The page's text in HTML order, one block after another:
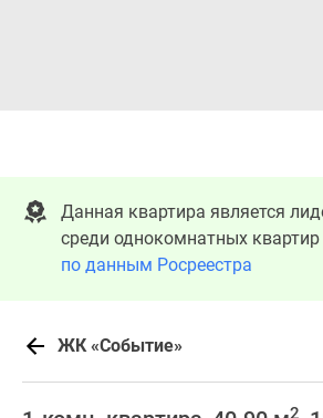
Данная квартира является
среди однокомнатных квартир
по данным Росреестра
ЖК «Событие»
2